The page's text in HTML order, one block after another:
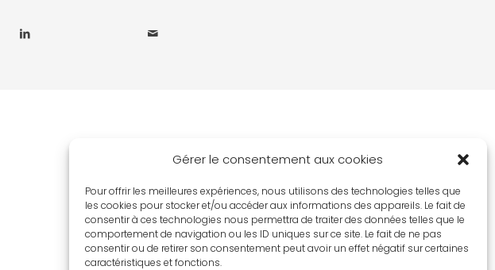
Gérer le consentement aux cookies
Pour offrir les meilleures expériences, nous utilisons des technologies telles que
les cookies pour stocker et/ou accéder aux informations des appareils. Le fait de
consentir à ces technologies nous permettra de traiter des données telles que le
comportement de navigation ou les ID uniques sur ce site. Le fait de ne pas
consentir ou de retirer son consentement peut avoir un effet négatif sur certaines
caractéristiques et fonctions.